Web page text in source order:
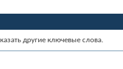
другие ключевые слова.